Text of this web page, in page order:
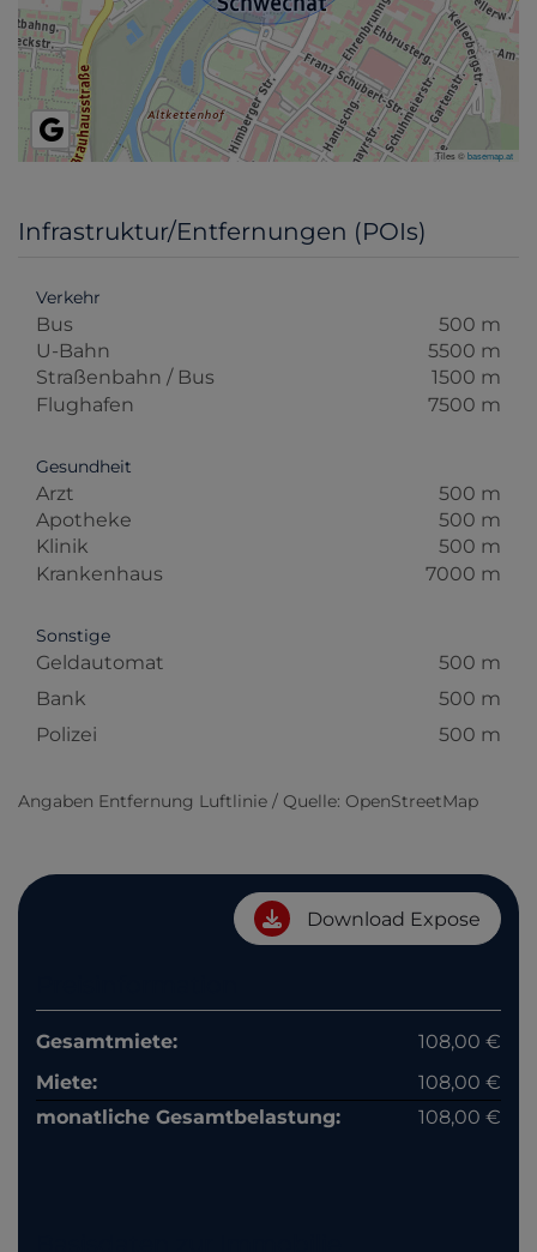
Tiles ©basemap.at
Infrastruktur/Entfernungen (POIs)
Verkehr
Bus
500 m
U-Bahn
5500 m
Straßenbahn / Bus
1500 m
Flughafen
7500 m
Gesundheit
Arzt
500 m
Apotheke
500 m
Klinik
500 m
Krankenhaus
7000 m
Sonstige
Geldautomat
500 m
Bank
500 m
Polizei
500 m
Angaben Entfernung Luftlinie / Quelle: OpenStreetMap
Download Expose
Gesamtmiete:
108,00 €
Miete:
108,00 €
monatliche Gesamtbelastung:
108,00 €